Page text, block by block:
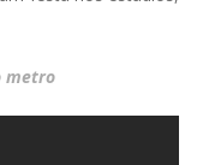
metro